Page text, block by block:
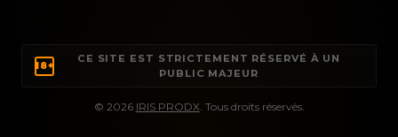
18+
CE SITE EST STRICTEMENT RÉSERVÉ À UN
PUBLIC MAJEUR
© 2026 IRIS PRODX. Tous droits réservés.